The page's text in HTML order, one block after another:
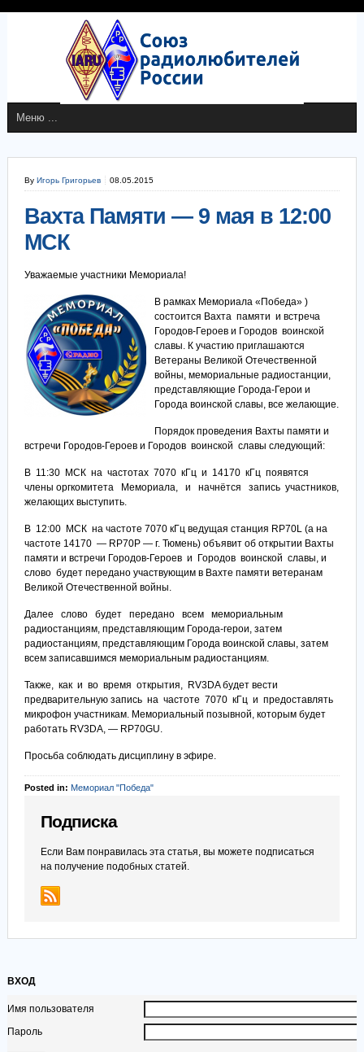
By Игорь Григорьев 08.05.2015
Вахта Памяти — 9 мая в 12:00
МСК
Уважаемые участники Мемориала!
В рамках Мемориала «Победа» )
состоится Вахта памяти и встреча
Городов-Героев и Городов воинской
славы. К участию приглашаются
Ветераны Великой Отечественной
войны, мемориальные радиостанции,
представляющие Города-Герои и
Города воинской славы, все желающие.
Порядок проведения Вахты памяти и
встречи Городов-Героев и Городов воинской славы следующий:
В 11:30 МСК на частотах 7070 кГц и 14170 кГц появятся
члены оргкомитета Мемориала, и начнётся запись участников,
желающих выступить.
В 12:00 МСК на частоте 7070 кГц ведущая станция RP70L (а на
частоте 14170 — RP70P — г. Тюмень) объявит об открытии Вахты
памяти и встречи Городов-Героев и Городов воинской славы, и
слово будет передано участвующим в Вахте памяти ветеранам
Великой Отечественной войны.
Далее слово будет передано всем мемориальным
радиостанциям, представляющим Города-герои, затем
радиостанциям, представляющим Города воинской славы, затем
всем записавшимся мемориальным радиостанциям.
Также, как и во время открытия, RV3DA будет вести
предварительную запись на частоте 7070 кГц и предоставлять
микрофон участникам. Мемориальный позывной, которым будет
работать RV3DA, — RP70GU.
Просьба соблюдать дисциплину в эфире.
Posted in: Мемориал "Победа"
Подписка
Если Вам понравилась эта статья, вы можете подписаться
на получение подобных статей.
ВХОД
Имя пользователя
Пароль